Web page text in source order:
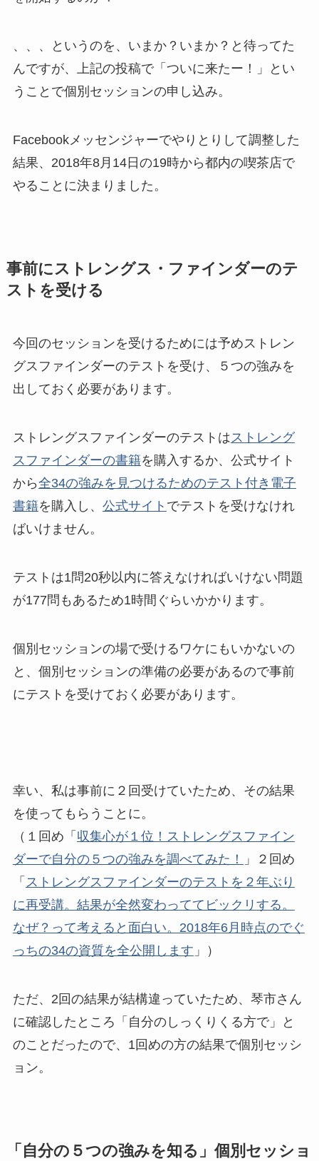
、、、というのを、いまか？いまか？と待ってた
んですが、上記の投稿で「ついに来たー！」とい
うことで個別セッションの申し込み。
Facebookメッセンジャーでやりとりして調整した
結果、2018年8月14日の19時から都内の喫茶店で
やることに決まりました。
事前にストレングス・ファインダーのテ
ストを受ける
今回のセッションを受けるためには予めストレン
グスファインダーのテストを受け、５つの強みを
出しておく必要があります。
ストレングスファインダーのテストは ストレング
スファインダーの書籍を購入するか、公式サイト
から全34の強みを見つけるためのテスト付き電子
書籍を購入し、 公式サイト でテストを受けなけれ
ばいけません。
テストは1問20秒以内に答えなければいけない問題
が177問もあるため1時間ぐらいかかります。
個別セッションの場で受けるワケにもいかないの
と、個別セッションの準備の必要があるので事前
にテストを受けておく必要があります。
幸い、私は事前に２回受けていたため、その結果
を使ってもらうことに。
（１回め「 収集心が１位！ストレングスファイン
ダーで自分の５つの強みを調べてみた！
」２回め
「 ストレングスファインダーのテストを２年ぶり
に再受講。結果が全然変わっててビックリする。
なぜ？って考えると面白い。2018年6月時点のでぐ
っちの34の資質を全公開します 」）
ただ、2回の結果が結構違っていたため、琴市さん
に確認したところ「自分のしっくりくる方で」と
のことだったので、1回めの方の結果で個別セッシ
ョン。
「自分の５つの強みを知る」個別セッショ